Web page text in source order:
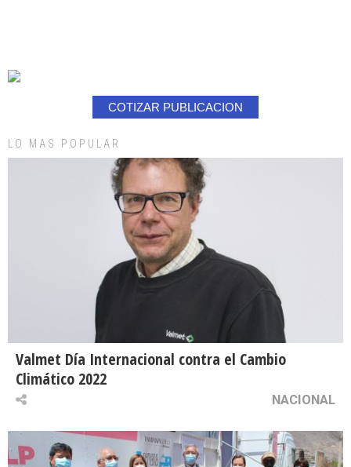
COTIZAR PUBLICACION
LO MAS POPULAR
Valmet Día Internacional contra el Cambio
Climático 2022
NACIONAL